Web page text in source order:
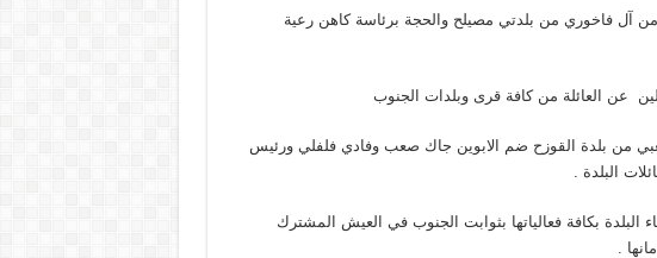
من آل فاخوري من بلدتي مصيلح والحجة برئاسة كاهن رعية
عن العائلة من كافة قرى وبلدات الجنوب
من بلدة القوزح ضم الابوين جاك صعب وفادي فلفلي ورئيس
البلدة .
البلدة بكافة فعالياتها بثوابت الجنوب في العيش المشترك
.